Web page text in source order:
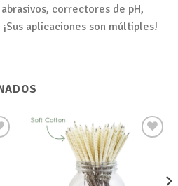
correctores de pH,
aplicaciones son múltiples!